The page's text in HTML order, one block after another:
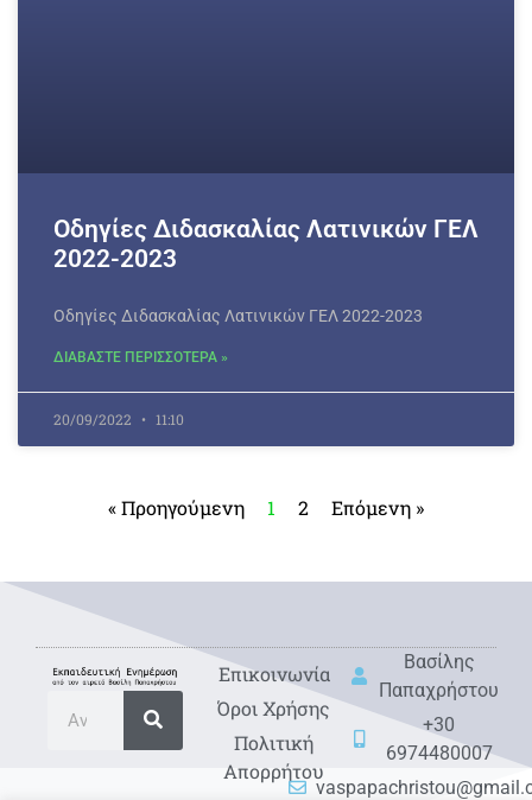
Οδηγίες Διδασκαλίας Λατινικών ΓΕΛ
2022-2023
Οδηγίες Διδασκαλίας Λατινικών ΓΕΛ 2022-2023
ΔΙΑΒΑΣΤΕ ΠΕΡΙΣΣΟΤΕΡΑ »
20/09/2022 11:10
« Προηγούμενη 1 2 Επόμενη »
Eπικοινωνία
Όροι Χρήσης
Πολιτική
Απορρήτου
Βασίλης
Παπαχρήστου
+30
6974480007